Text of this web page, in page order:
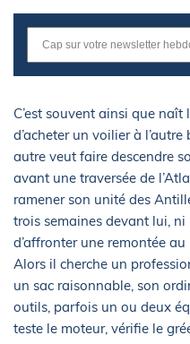
C’est souvent ainsi que
d’acheter un voilier à
autre veut faire descendre
avant une traversée de
ramener son unité des
trois semaines devant lui, ni
d’affronter une remontée
Alors il cherche un
un sac raisonnable, son
outils, parfois un ou deux
teste le moteur, vérifie le